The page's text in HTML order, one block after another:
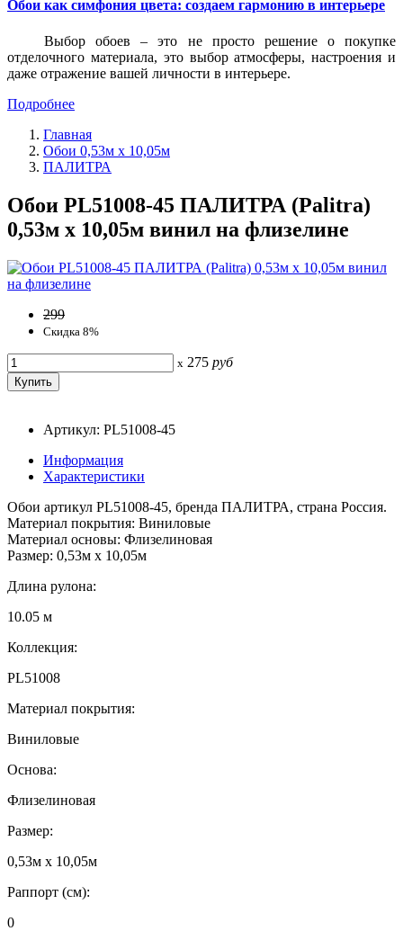
Обои как симфония цвета: создаем гармонию в интерьере
Выбор обоев – это не просто решение о покупке
отделочного материала, это выбор атмосферы, настроения и
даже отражение вашей личности в интерьере.
Подробнее
Главная
Обои 0,53м x 10,05м
ПАЛИТРА
Обои PL51008-45 ПАЛИТРА (Palitra)
0,53м x 10,05м винил на флизелине
299
Скидка 8%
x 275 руб
Артикул: PL51008-45
Информация
Характеристики
Обои артикул PL51008-45, бренда ПАЛИТРА, страна Россия.
Материал покрытия: Виниловые
Материал основы: Флизелиновая
Размер: 0,53м x 10,05м
Длина рулона:
10.05 м
Коллекция:
PL51008
Материал покрытия:
Виниловые
Основа:
Флизелиновая
Размер:
0,53м x 10,05м
Раппорт (см):
0